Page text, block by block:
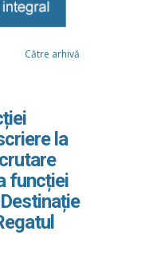
Către arhivă
la
funcției